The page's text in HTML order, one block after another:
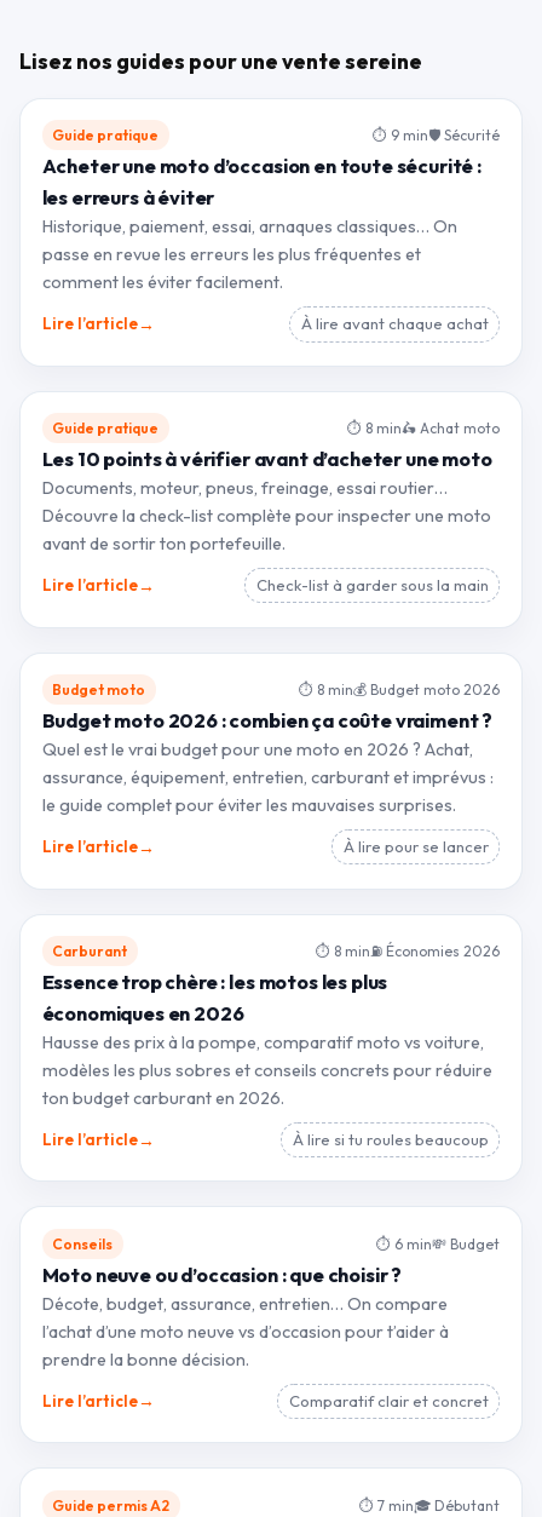
Lisez nos guides pour une vente sereine
Guide pratique ⏱ 9 min🛡 Sécurité
Acheter une moto d’occasion en toute sécurité :
les erreurs à éviter
Historique, paiement, essai, arnaques classiques… On
passe en revue les erreurs les plus fréquentes et
comment les éviter facilement.
Lire l’article→ À lire avant chaque achat
Guide pratique ⏱ 8 min🛵 Achat moto
Les 10 points à vérifier avant d’acheter une moto
Documents, moteur, pneus, freinage, essai routier…
Découvre la check-list complète pour inspecter une moto
avant de sortir ton portefeuille.
Lire l’article→ Check-list à garder sous la main
Budget moto ⏱ 8 min💰 Budget moto 2026
Budget moto 2026 : combien ça coûte vraiment ?
Quel est le vrai budget pour une moto en 2026 ? Achat,
assurance, équipement, entretien, carburant et imprévus :
le guide complet pour éviter les mauvaises surprises.
Lire l’article→ À lire pour se lancer
Carburant ⏱ 8 min⛽ Économies 2026
Essence trop chère : les motos les plus
économiques en 2026
Hausse des prix à la pompe, comparatif moto vs voiture,
modèles les plus sobres et conseils concrets pour réduire
ton budget carburant en 2026.
Lire l’article→ À lire si tu roules beaucoup
Conseils ⏱ 6 min💸 Budget
Moto neuve ou d’occasion : que choisir ?
Décote, budget, assurance, entretien… On compare
l’achat d’une moto neuve vs d’occasion pour t’aider à
prendre la bonne décision.
Lire l’article→ Comparatif clair et concret
Guide permis A2 ⏱ 7 min🎓 Débutant